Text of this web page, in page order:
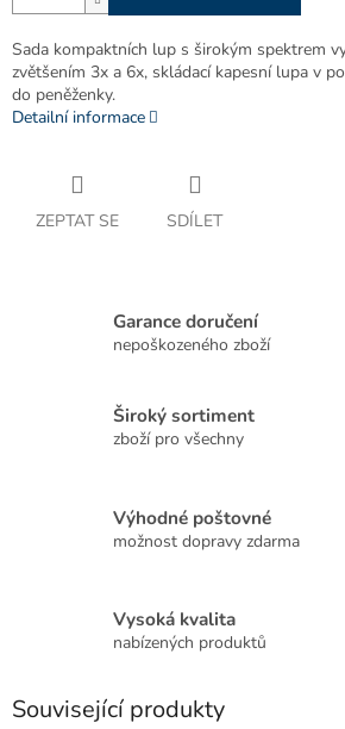
Sada kompaktních lup s širokým spektrem
zvětšením 3x a 6x, skládací kapesní lupa v
do peněženky.
Detailní informace
ZEPTAT SE SDÍLET
Garance doručení
nepoškozeného zboží
Široký sortiment
zboží pro všechny
Výhodné poštovné
možnost dopravy zdarma
Vysoká kvalita
nabízených produktů
Související produkty